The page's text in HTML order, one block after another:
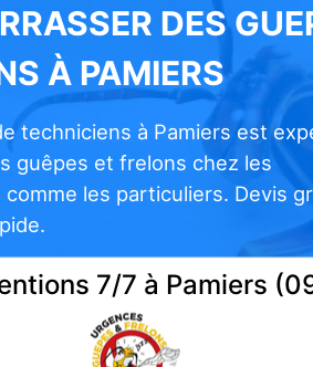
DES
À PAMIERS
techniciens à Pamiers est
guêpes et frelons chez les
les particuliers. Devis
7/7 à Pamiers